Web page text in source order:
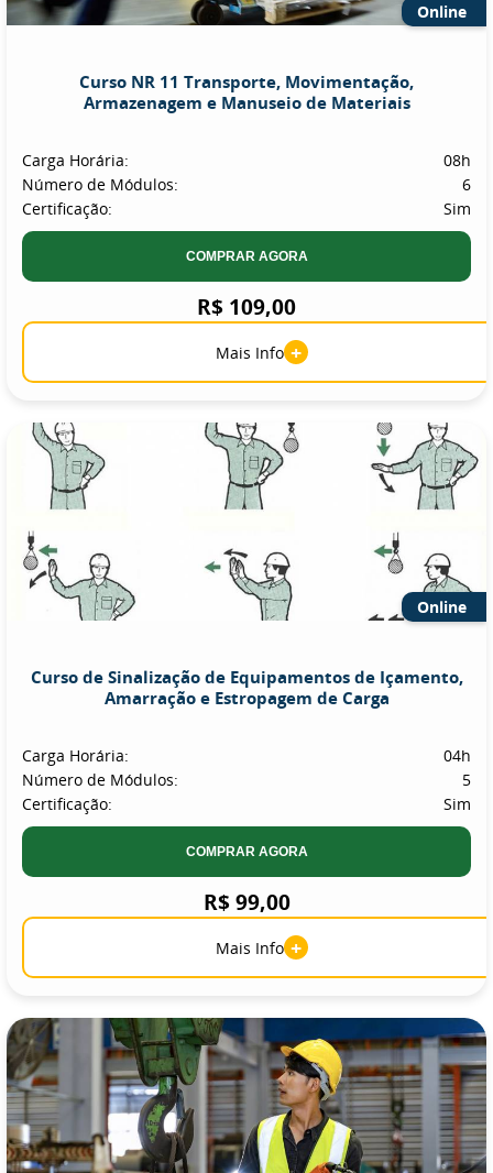
Online
Curso NR 11 Transporte, Movimentação,
Armazenagem e Manuseio de Materiais
Carga Horária:
08h
Número de Módulos:
6
Certificação:
Sim
COMPRAR AGORA
R$ 109,00
Mais Info +
Online
Curso de Sinalização de Equipamentos de Içamento,
Amarração e Estropagem de Carga
Carga Horária:
04h
Número de Módulos:
5
Certificação:
Sim
COMPRAR AGORA
R$ 99,00
Mais Info +